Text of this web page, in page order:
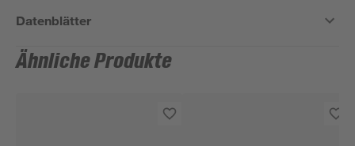
Datenblätter
Ähnliche Produkte